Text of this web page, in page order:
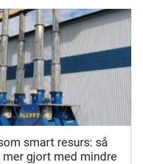
smart resurs: så
gjort med mindre